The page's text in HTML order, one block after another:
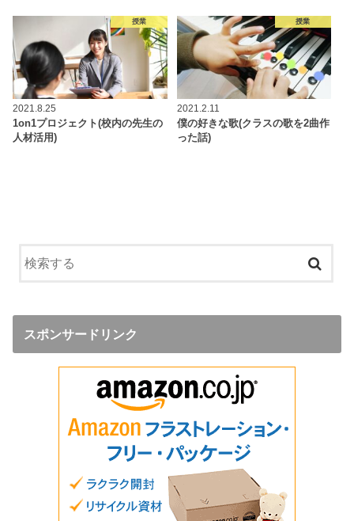
授業
2021.8.25
1on1プロジェクト(校内の先生の
人材活用)
授業
2021.2.11
僕の好きな歌(クラスの歌を2曲作
った話)
スポンサードリンク